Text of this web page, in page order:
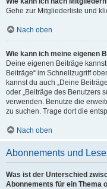
Gehe zur Mitgliederliste und
Nach oben
Wie kann ich meine eigenen
Deine eigenen Beiträge
Beiträge“ im Schnellzugriff
kannst du auch „Deine
oder „Beiträge des Benutzers
verwenden. Benutze die
zu suchen. Trage dort die
Nach oben
Abonnements und
Was ist der Unterschied
Abonnements für ein Thema